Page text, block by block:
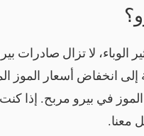
لا تزال صادرات
انخفاض أسعار الموز
في بيرو مربح. إذا
معنا.